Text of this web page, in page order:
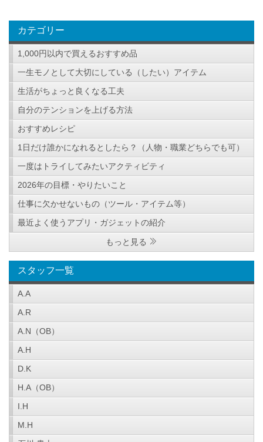
カテゴリー
1,000円以内で買えるおすすめ品
一生モノとして大切にしている（したい）アイテム
生活がちょっと良くなる工夫
自分のテンションを上げる方法
おすすめレシピ
1日だけ誰かになれるとしたら？（人物・職業どちらでも可）
一度はトライしてみたいアクティビティ
2026年の目標・やりたいこと
仕事に欠かせないもの（ツール・アイテム等）
最近よく使うアプリ・ガジェットの紹介
もっと見る
スタッフ一覧
A.A
A.R
A.N（OB）
A.H
D.K
H.A（OB）
I.H
M.H